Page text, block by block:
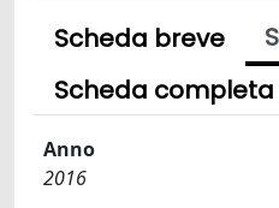
Scheda breve
Scheda completa
Anno
2016